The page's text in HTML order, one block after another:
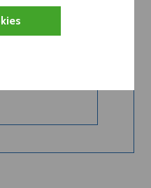
men u ook
te halen uit